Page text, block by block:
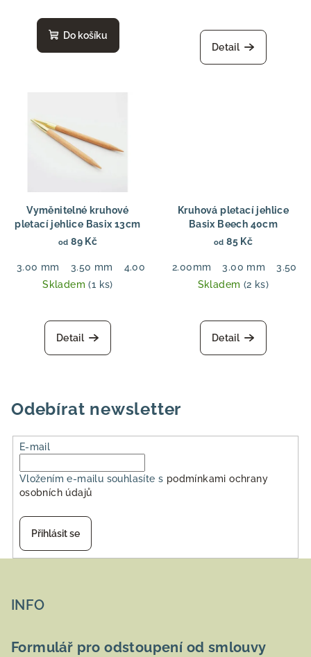
Do košíku
Detail
Vyměnitelné kruhové
pletací jehlice Basix 13cm
od 89 Kč
3.00 mm 3.50 mm 4.00 mm 4.50 mm 5.00 mm
6.00
Skladem(1 ks)
Detail
Kruhová pletací jehlice
Basix Beech 40cm
od 85 Kč
2.00mm 3.00 mm
3.50
Skladem (2 ks)
Detail
Odebírat newsletter
E-mail
Vložením e-mailu souhlasíte s podmínkami ochrany
osobních údajů
Přihlásit se
INFO
Formulář pro odstoupení od smlouvy